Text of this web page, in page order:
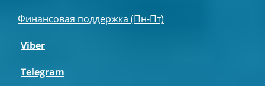
Финансовая поддержка (Пн-Пт)
Viber
Telegram